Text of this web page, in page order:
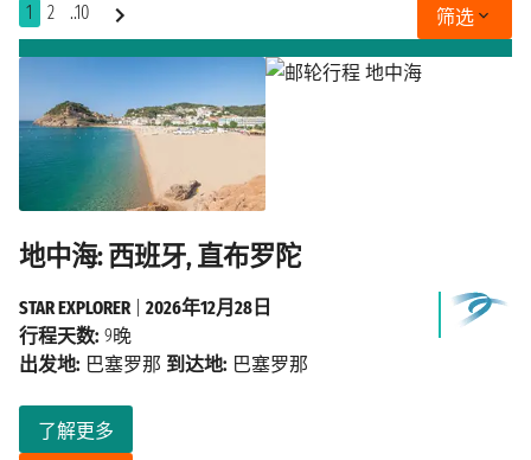
1 2 ..10 筛选
地中海: 西班牙, 直布罗陀
了解更多
STAR EXPLORER
2026年12月28日
行程天数: 9晚
出发地: 巴塞罗那 到达地: 巴塞罗那